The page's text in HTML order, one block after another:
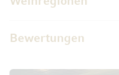
Bewertungen